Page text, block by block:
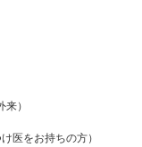
）
医をお持ちの方）